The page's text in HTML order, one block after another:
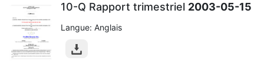
10-Q Rapport trimestriel 2003-05-15
Langue: Anglais